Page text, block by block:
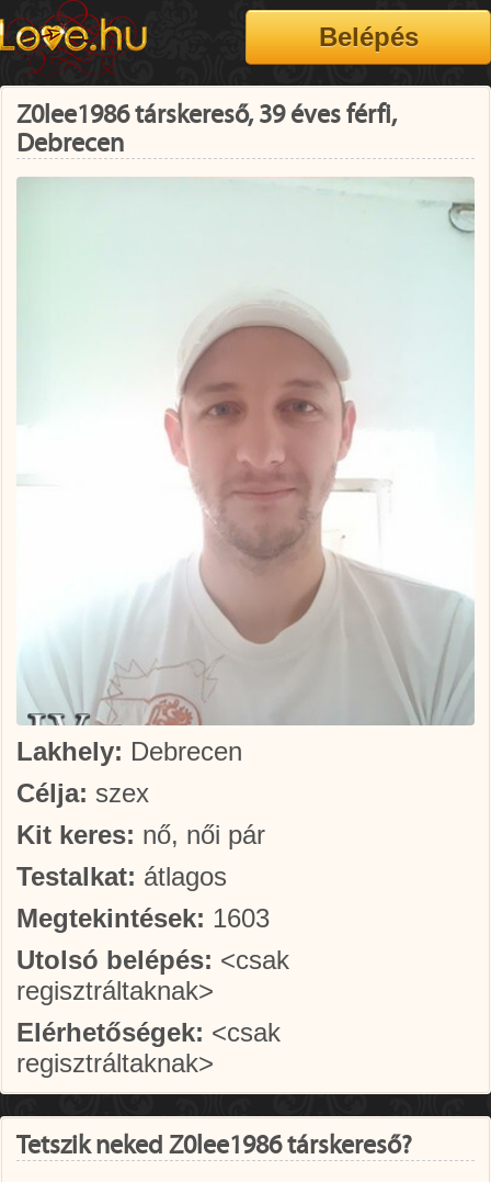
Z0lee1986 társkereső, 39 éves férfi,
Debrecen
Lakhely: Debrecen
Célja: szex
Kit keres: nő, női pár
Testalkat: átlagos
Megtekintések: 1603
Utolsó belépés: <csak
regisztráltaknak>
Elérhetőségek: <csak
regisztráltaknak>
Tetszik neked Z0lee1986 társkereső?